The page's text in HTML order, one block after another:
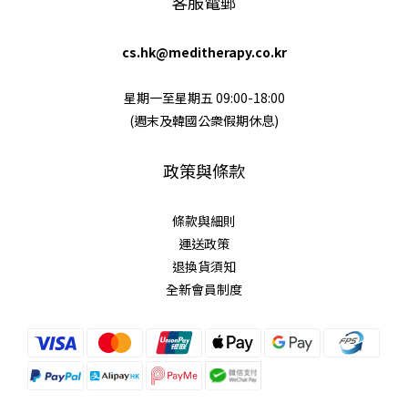
cs.hk@meditherapy.co.kr
星期一至星期五 09:00-18:00
(週末及韓國公衆假期休息)
政策與條款
條款與細則
運送政策
退換貨須知
全新會員制度